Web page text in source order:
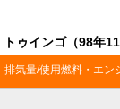
トゥインゴ（98年
排気量/使用燃料・エン